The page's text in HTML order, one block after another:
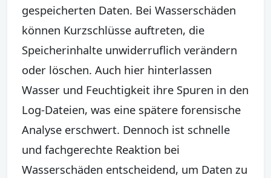
gespeicherten Daten. Bei Wasserschäden
können Kurzschlüsse auftreten, die
Speicherinhalte unwiderruflich verändern
oder löschen. Auch hier hinterlassen
Wasser und Feuchtigkeit ihre Spuren in den
Log-Dateien, was eine spätere forensische
Analyse erschwert. Dennoch ist schnelle
und fachgerechte Reaktion bei
Wasserschäden entscheidend, um Daten zu